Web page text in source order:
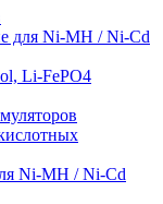
для Ni-MH / Ni-Cd
Li-FePO4
Ni-MH / Ni-Cd